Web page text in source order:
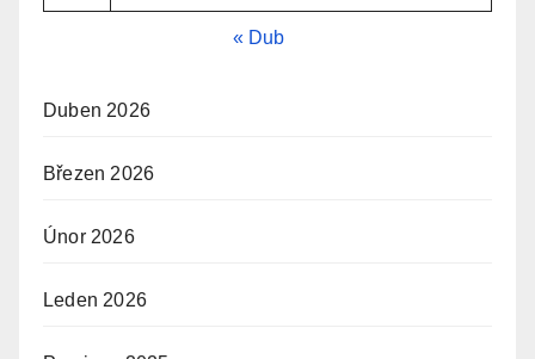
« Dub
Duben 2026
Březen 2026
Únor 2026
Leden 2026